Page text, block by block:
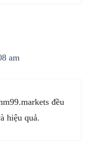
am
đều
hiệu quả.